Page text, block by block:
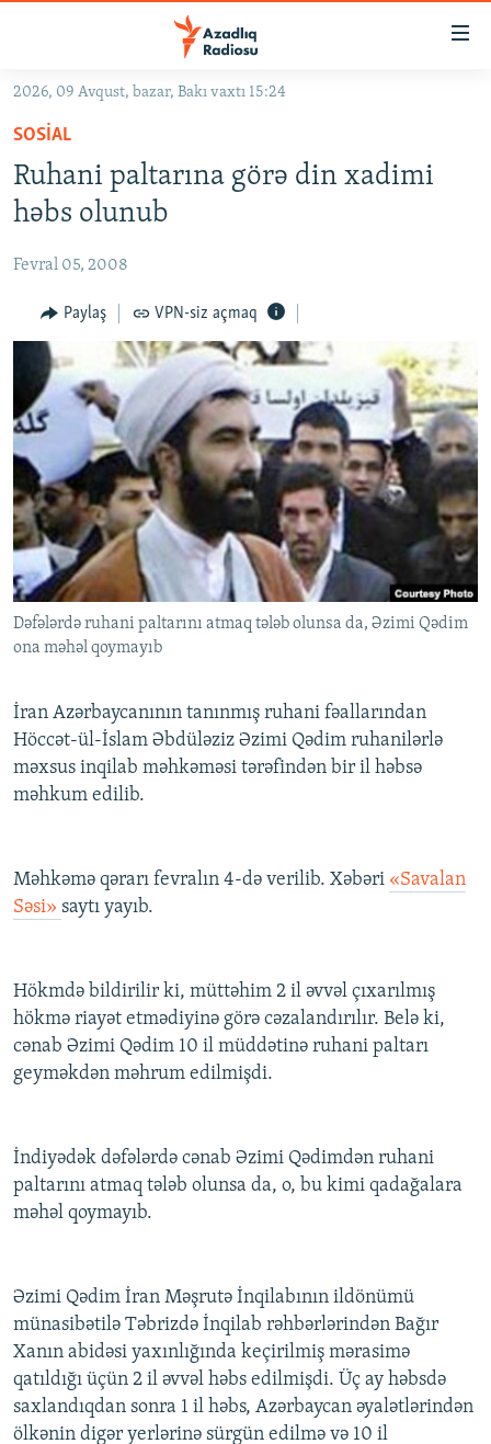
Əsas
qayıt
Əsas
naviqasiyaya
qayıt
Axtarışa
GÜNDƏM
#İZAHLA
KORRUPSIOMETR
FƏRQƏ BAX
QANUNI DOĞRU
ARAŞDIRMA
MULTIMEDIA
VIDEO
FOTOQALEREYA
İNFOQRAFIKA
KARIKATURA
RADIO ARXIV
OXU ZALI
AZƏRBAYCAN ƏDƏBIYYATI KITABXANASI
İSLAM VƏ DEMOKRATIYA
İZ - MƏDƏNIYYƏT PROQRAMI
HAQQIMIZDA
MISSIYAMIZ
PEŞƏ ETIKASI VƏ JURNALISTIKA STANDARTLARIMIZ
MATERIALLARIMIZDAN ISTIFADƏ
AZADLIQRADIOSU MOBIL TELEFONUNUZDA
XƏBƏR BÜLLETENLƏRIMIZ
BIZI IZLƏ
RFE/RL-in bütün saytları
2026, 09 Avqust, bazar, Bakı vaxtı 15:24
SOSIAL
Ruhani paltarına görə din xadimi
həbs olunub
Fevral 05, 2008
Paylaş VPN-siz açmaq
Dəfələrdə ruhani paltarını atmaq tələb olunsa da, Əzimi Qədim
ona məhəl qoymayıb
İran Azərbaycanının tanınmış ruhani fəallarından
Höccət-ül-İslam Əbdüləziz Əzimi Qədim ruhanilərlə
məxsus inqilab məhkəməsi tərəfindən bir il həbsə
məhkum edilib.
Məhkəmə qərarı fevralın 4-də verilib. Xəbəri «Savalan
Səsi» saytı yayıb.
Hökmdə bildirilir ki, müttəhim 2 il əvvəl çıxarılmış
hökmə riayət etmədiyinə görə cəzalandırılır. Belə ki,
cənab Əzimi Qədim 10 il müddətinə ruhani paltarı
geyməkdən məhrum edilmişdi.
İndiyədək dəfələrdə cənab Əzimi Qədimdən ruhani
paltarını atmaq tələb olunsa da, o, bu kimi qadağalara
məhəl qoymayıb.
Əzimi Qədim İran Məşrutə İnqilabının ildönümü
münasibətilə Təbrizdə İnqilab rəhbərlərindən Bağır
Xanın abidəsi yaxınlığında keçirilmiş mərasimə
qatıldığı üçün 2 il əvvəl həbs edilmişdi. Üç ay həbsdə
saxlandıqdan sonra 1 il həbs, Azərbaycan əyalətlərindən
ölkənin digər yerlərinə sürgün edilmə və 10 il